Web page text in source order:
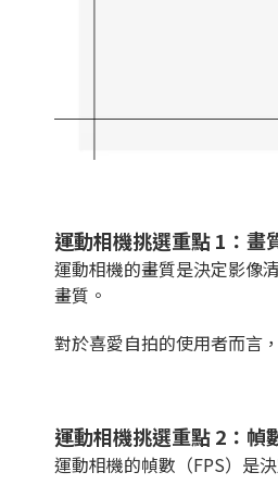
運動相機挑選重點 1：畫
運動相機的畫質是決定影像
畫質。
對於喜愛自拍的使用者而言
運動相機挑選重點 2：幀
運動相機的幀數（FPS）是